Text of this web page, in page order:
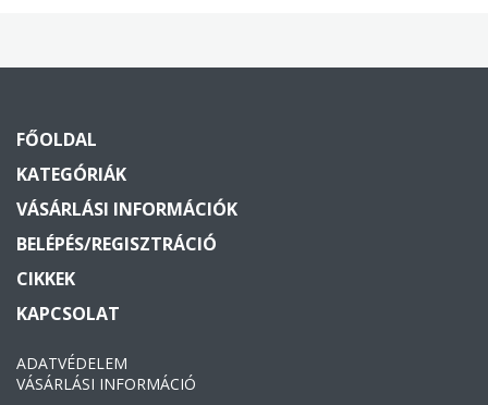
FŐOLDAL
KATEGÓRIÁK
VÁSÁRLÁSI INFORMÁCIÓK
BELÉPÉS/REGISZTRÁCIÓ
CIKKEK
KAPCSOLAT
ADATVÉDELEM
VÁSÁRLÁSI INFORMÁCIÓ